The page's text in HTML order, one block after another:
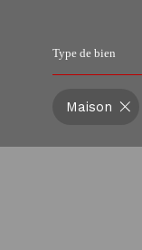
Type de bien
Maison